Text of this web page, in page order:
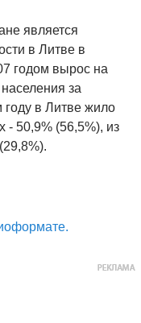
является
в Литве в
годом вырос на
за
году в Литве жило
- 50,9% (56,5%), из